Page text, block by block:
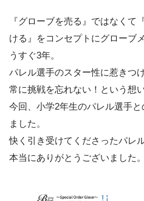
『グローブを売る』ではなくて
ける』をコンセプトにグローブ
うすぐ3年。
パレル選手のスター性に惹きつ
常に挑戦を忘れない！という想
今回、小学2年生のパレル選手
ました。
快く引き受けてくださったパレ
本当にありがとうございました。